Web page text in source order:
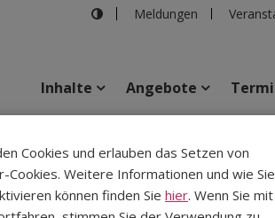
Meldungen
Inhalte Angebote
Cookies und erlauben das Setzen von
Cookies. Weitere Informationen und wie Sie
können finden Sie hier. Wenn Sie